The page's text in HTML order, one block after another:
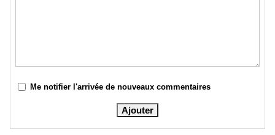
Me notifier l'arrivée de nouveaux commentaires